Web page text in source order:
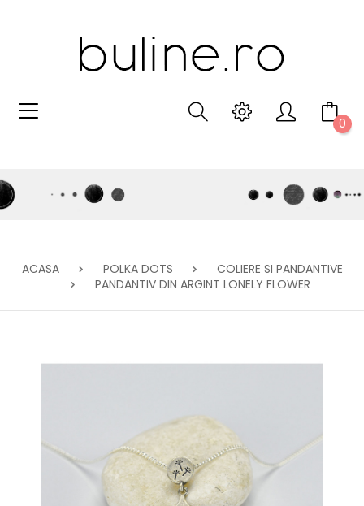
0
ACASA POLKA DOTS
COLIERE SI PANDANTIVE
PANDANTIV DIN ARGINT LONELY FLOWER